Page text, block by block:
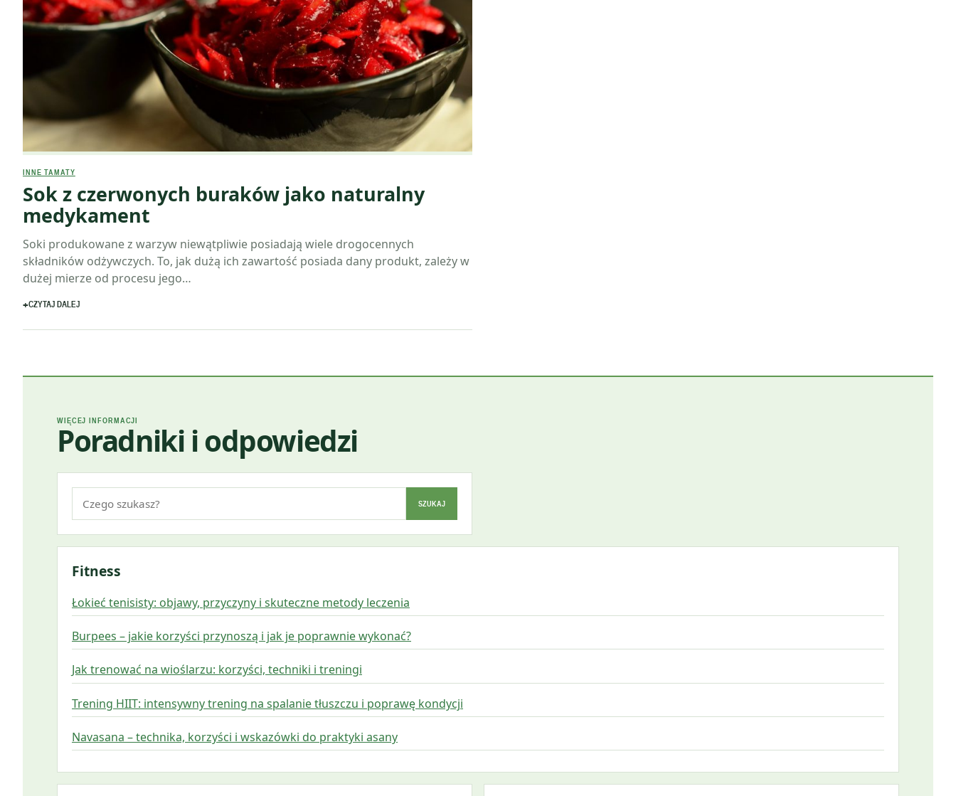
INNE TAMATY
Sok z czerwonych buraków jako naturalny
medykament
Soki produkowane z warzyw niewątpliwie posiadają wiele drogocennych
składników odżywczych. To, jak dużą ich zawartość posiada dany produkt, zależy w
dużej mierze od procesu jego…
CZYTAJ DALEJ
WIĘCEJ INFORMACJI
Poradniki i odpowiedzi
SZUKAJ
Fitness
Łokieć tenisisty: objawy, przyczyny i skuteczne metody leczenia
Burpees – jakie korzyści przynoszą i jak je poprawnie wykonać?
Jak trenować na wioślarzu: korzyści, techniki i treningi
Trening HIIT: intensywny trening na spalanie tłuszczu i poprawę kondycji
Navasana – technika, korzyści i wskazówki do praktyki asany